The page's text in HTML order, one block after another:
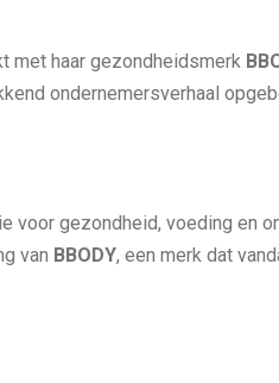
met haar gezondheidsmerk
ondernemersverhaal
gezondheid, voeding en
van BBODY, een merk dat